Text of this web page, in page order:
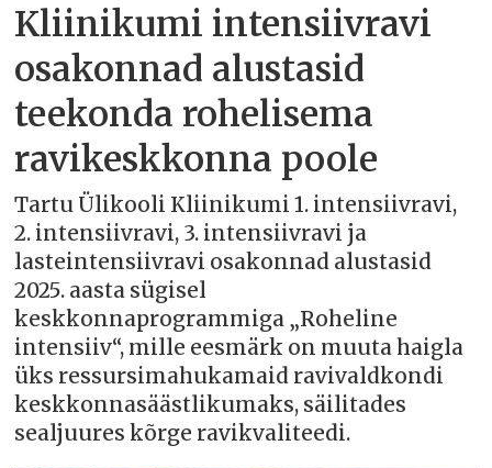
Kliinikumi intensiivravi
osakonnad alustasid
teekonda rohelisema
ravikeskkonna poole
Tartu Ülikooli Kliinikumi 1. intensiivravi,
2. intensiivravi, 3. intensiivravi ja
lasteintensiivravi osakonnad alustasid
2025. aasta sügisel
keskkonnaprogrammiga „Roheline
intensiiv“, mille eesmärk on muuta haigla
üks ressursimahukamaid ravivaldkondi
keskkonnasäästlikumaks, säilitades
sealjuures kõrge ravikvaliteedi.